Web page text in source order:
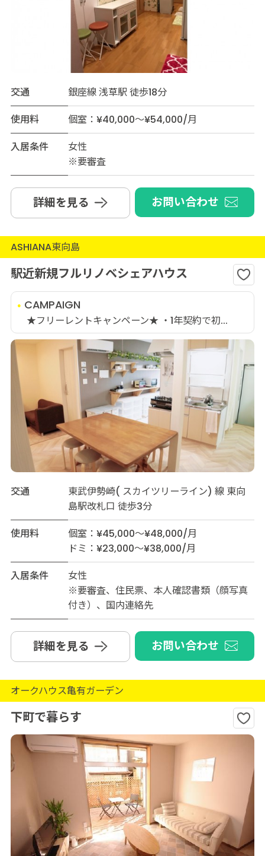
交通
銀座線 浅草駅 徒歩18分
使用料
個室：¥40,000～¥54,000/月
入居条件
女性
※要審査
詳細を見る お問い合わせ
ASHIANA東向島
駅近新規フルリノベシェアハウス
CAMPAIGN
★フリーレントキャンペーン★ ・1年契約で初...
交通
東武伊勢崎( スカイツリーライン) 線 東向
島駅改札口 徒歩3分
使用料
個室：¥45,000～¥48,000/月
ドミ：¥23,000～¥38,000/月
入居条件
女性
※要審査、住民票、本人確認書類（顔写真
付き）、国内連絡先
詳細を見る お問い合わせ
オークハウス亀有ガーデン
下町で暮らす